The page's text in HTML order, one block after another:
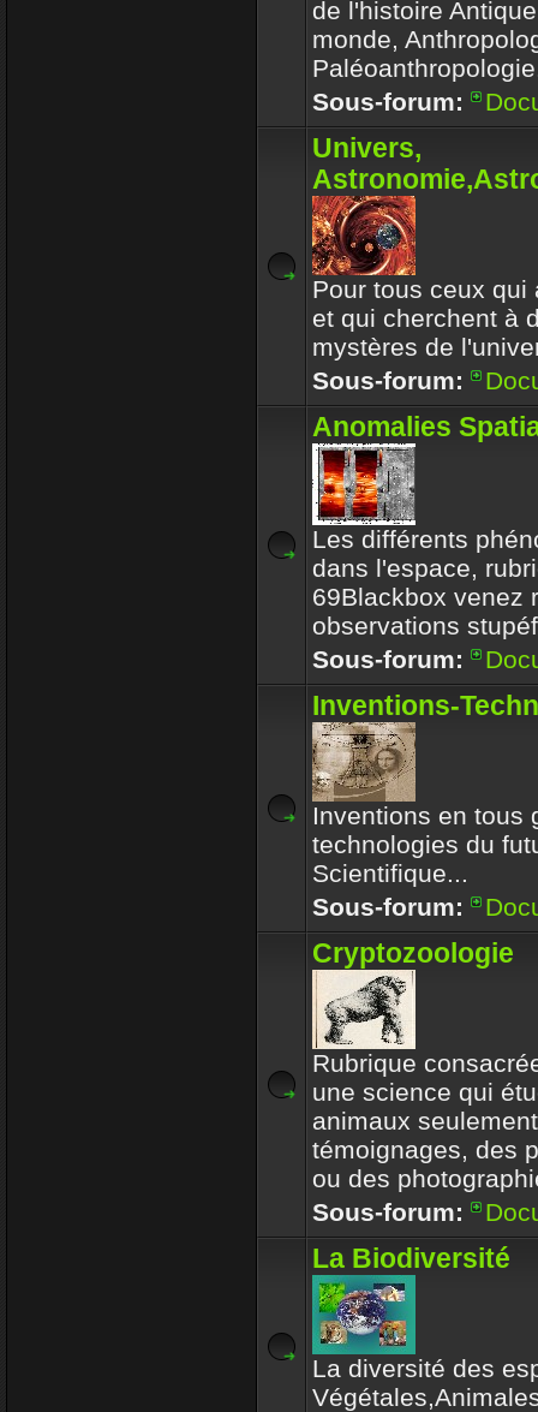
de l'histoire
monde,
Sous-forum:
Univers,
Pour tous ceux qui
et qui cherchent à
mystères de
Sous-forum:
Anomalies
Les différents
dans l'espace,
69Blackbox venez
observations
Sous-forum:
Inventions-
Inventions en tous
technologies du
Scientifique...
Sous-forum:
Cryptozoologie
Rubrique
une science qui
animaux
témoignages, des
ou des
Sous-forum:
La Biodiversité
La diversité des